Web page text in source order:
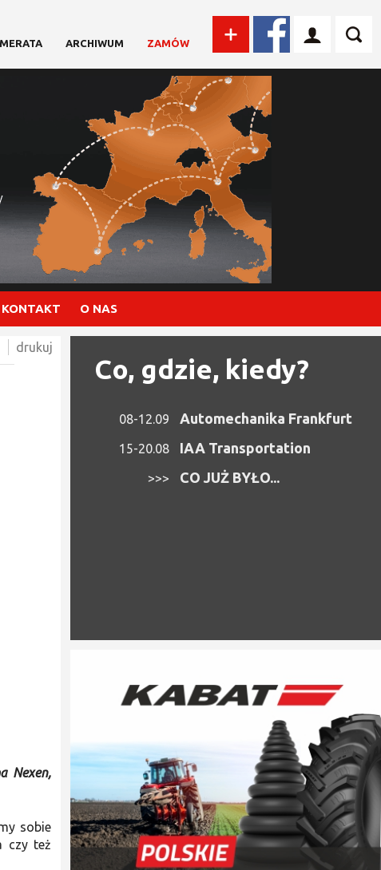
ARCHIWUM ZAMÓW
KONTAKT O NAS
Nexen,
sobie
czy też
drukuj
Co, gdzie, kiedy?
08-12.09 Automechanika Frankfurt
15-20.08 IAA Transportation
>>> CO JUŻ BYŁO...